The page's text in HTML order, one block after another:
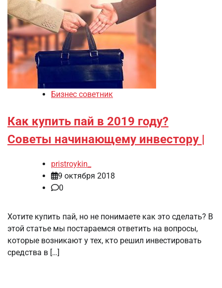
Бизнес советник
Как купить пай в 2019 году?
Советы начинающему инвестору |
pristroykin_
9 октября 2018
0
Хотите купить пай, но не понимаете как это сделать? В
этой статье мы постараемся ответить на вопросы,
которые возникают у тех, кто решил инвестировать
средства в […]